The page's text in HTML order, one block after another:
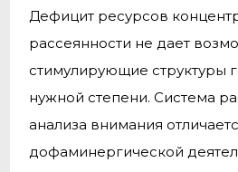
Дефицит ресурсов
рассеянности не дает
стимулирующие структуры
нужной степени. Система
анализа внимания
дофаминергической